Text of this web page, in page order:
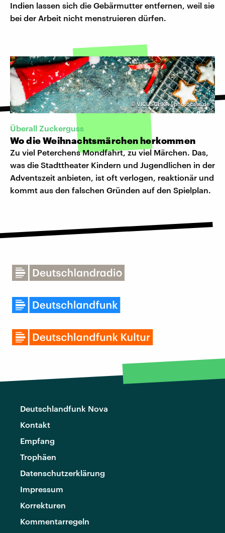
Indien lassen sich die Gebärmutter entfernen, weil sie
bei der Arbeit nicht menstruieren dürfen.
©VICUSCHKA | photocase.de
Überall Zuckerguss
Wo die Weihnachtsmärchen herkommen
Zu viel Peterchens Mondfahrt, zu viel Märchen. Das,
was die Stadttheater Kindern und Jugendlichen in der
Adventszeit anbieten, ist oft verlogen, reaktionär und
kommt aus den falschen Gründen auf den Spielplan.
Deutschlandfunk Nova
Kontakt
Empfang
Trophäen
Datenschutzerklärung
Impressum
Korrekturen
Kommentarregeln